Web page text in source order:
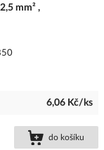
mm² ,
6,06 Kč/ks
do košíku